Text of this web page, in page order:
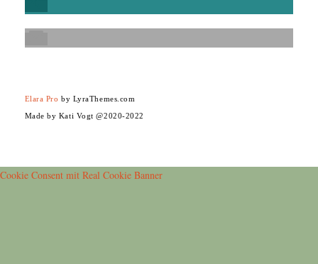
Elara Pro by LyraThemes.com
Made by Kati Vogt @2020-2022
Cookie Consent mit Real Cookie Banner